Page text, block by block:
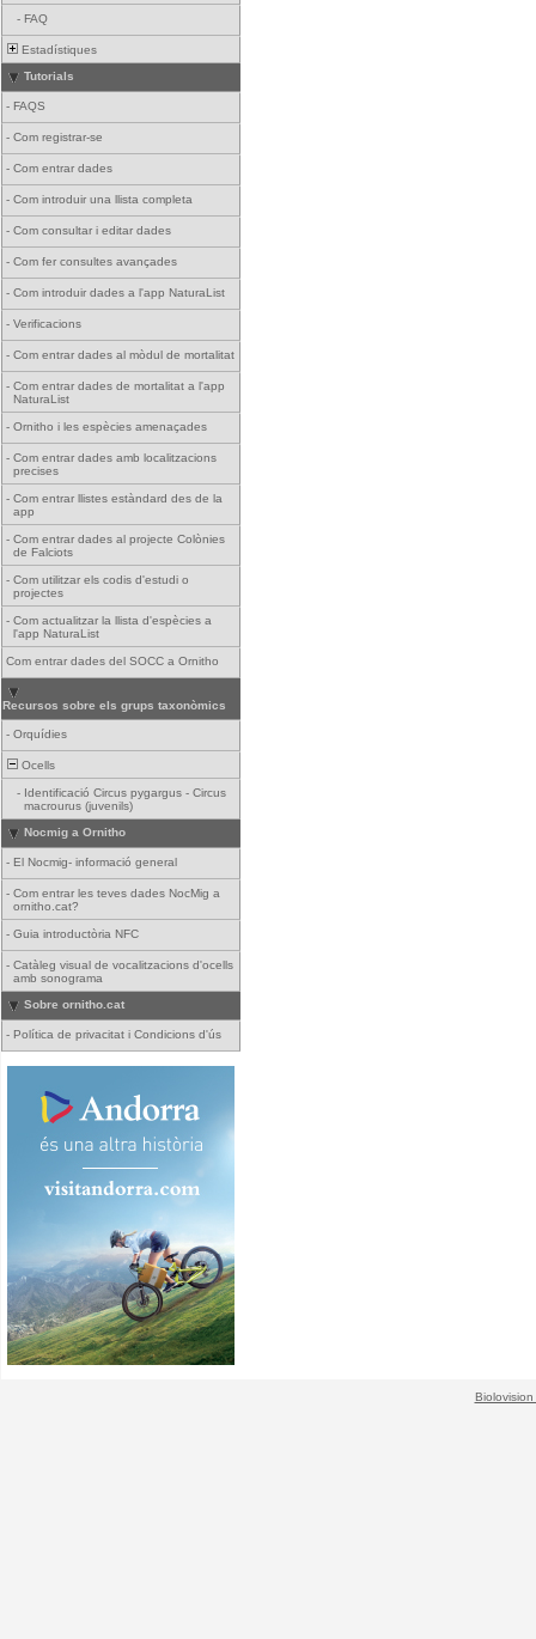
- FAQ
Estadístiques
Tutorials
- FAQS
- Com registrar-se
- Com entrar dades
- Com introduir una llista completa
- Com consultar i editar dades
- Com fer consultes avançades
- Com introduir dades a l'app NaturaList
- Verificacions
- Com entrar dades al mòdul de mortalitat
- Com entrar dades de mortalitat a l'app
NaturaList
- Ornitho i les espècies amenaçades
- Com entrar dades amb localitzacions
precises
- Com entrar llistes estàndard des de la
app
- Com entrar dades al projecte Colònies
de Falciots
- Com utilitzar els codis d'estudi o
projectes
- Com actualitzar la llista d'espècies a
l'app NaturaList
Com entrar dades del SOCC a Ornitho
Recursos sobre els grups taxonòmics
- Orquídies
Ocells
- Identificació Circus pygargus - Circus
macrourus (juvenils)
Nocmig a Ornitho
- El Nocmig- informació general
- Com entrar les teves dades NocMig a
ornitho.cat?
- Guia introductòria NFC
- Catàleg visual de vocalitzacions d'ocells
amb sonograma
Sobre ornitho.cat
- Política de privacitat i Condicions d'ús
Biolovision